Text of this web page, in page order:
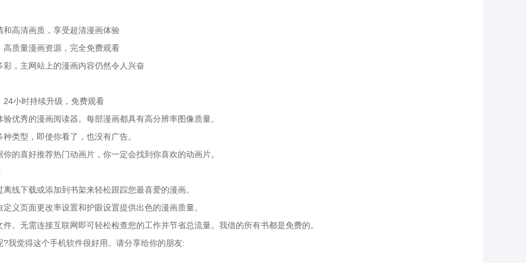
和高清画质，享受超清漫画体验
高质量漫画资源，完全免费观看
彩，主网站上的漫画内容仍然令人兴奋
24小时持续升级，免费观看
验优秀的漫画阅读器。每部漫画都具有高分辨率图像质量。
种类型，即使你看了，也没有广告。
你的喜好推荐热门动画片，你一定会找到你喜欢的动画片。
离线下载或添加到书架来轻松跟踪您最喜爱的漫画。
定义页面更改率设置和护眼设置提供出色的漫画质量。
件。无需连接互联网即可轻松检查您的工作并节省总流量。我借的所有书都是免费的。
?我觉得这个手机软件很好用。请分享给你的朋友: